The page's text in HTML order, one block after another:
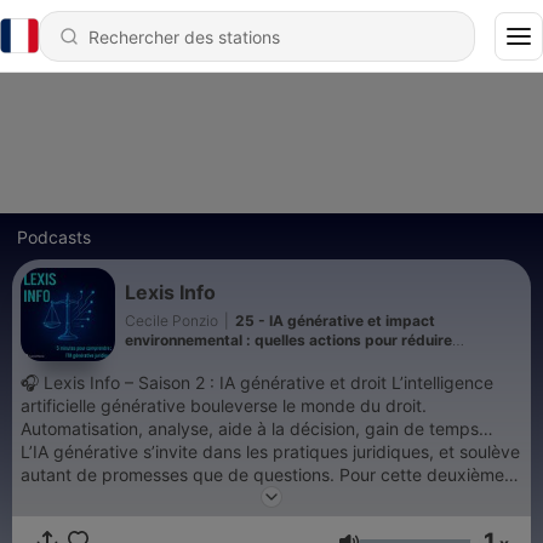
Podcasts
Lexis Info
Cecile Ponzio
25 - IA générative et impact
environnemental : quelles actions pour réduire
🎧 Lexis Info – Saison 2 : IA générative et droit L’intelligence
artificielle générative bouleverse le monde du droit.
Automatisation, analyse, aide à la décision, gain de temps…
L’IA générative s’invite dans les pratiques juridiques, et soulève
autant de promesses que de questions. Pour cette deuxième
saison, Cécile Chapeland Ponzio tend son micro aux